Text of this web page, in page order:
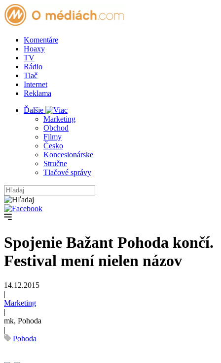
Komentáre
Hoaxy
TV
Rádio
Tlač
Internet
Reklama
Ďalšie
Marketing
Obchod
Filmy
Česko
Koncesionárske
Stručne
Tlačové správy
Spojenie Bažant Pohoda končí.
Festival mení nielen názov
14.12.2015
|
Marketing
|
mk, Pohoda
|
Pohoda